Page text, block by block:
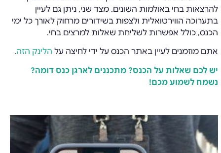
להרצאות בחי באולמות השונים. מצד שני, ניתן גם לעיין
בתערוכה הווירטואלית ולצפות בשידורים מרחוק לאורך כל ימי
הכנס, כולל אפשרות לשליחת שאלות למרצים בחי.
אתם מוזמנים לעיין באתר הכנס על ידי לחיצה על הלינק הזה.
יש לכם שאלות על הכנס? מתכננים לארגן כנס דומה?
נשמח לשמוע מכם!